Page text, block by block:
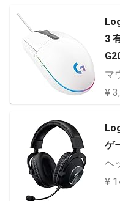
3
ァ
デ
マ
¥
ゲ
ヘ
¥